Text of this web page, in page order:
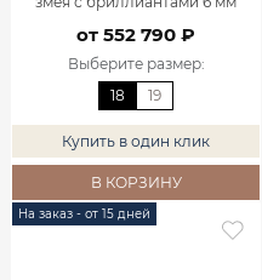
от 552 790 ₽
Выберите размер:
18
19
Купить в один клик
В КОРЗИНУ
На заказ - от 15 дней